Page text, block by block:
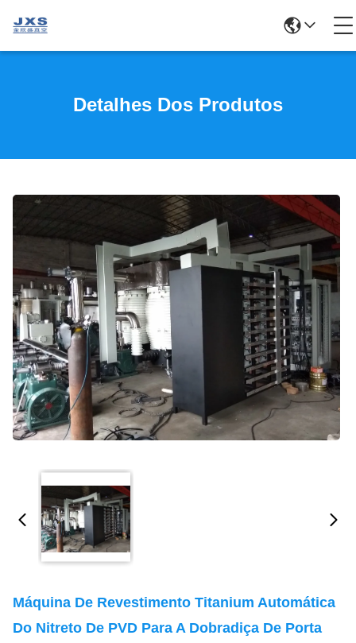
Detalhes Dos Produtos
Máquina De Revestimento Titanium Automática
Do Nitreto De PVD Para A Dobradiça De Porta